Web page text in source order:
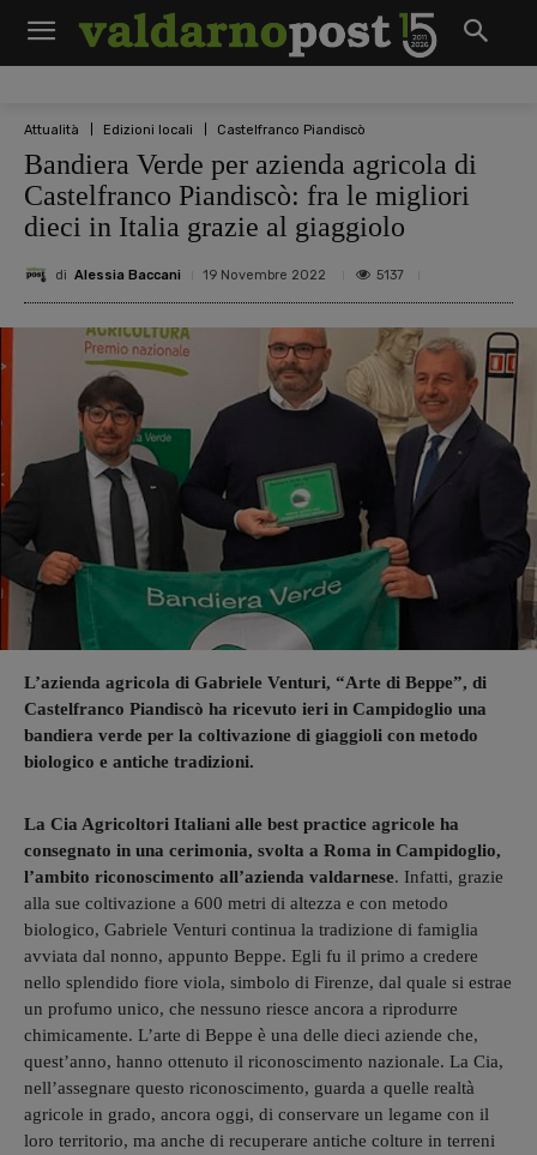
Attualità Edizioni locali Castelfranco Piandiscò
Bandiera Verde per azienda agricola di
Castelfranco Piandiscò: fra le migliori
dieci in Italia grazie al giaggiolo
di Alessia Baccani 19 Novembre 2022 5137
L’azienda agricola di Gabriele Venturi, “Arte di Beppe”, di
Castelfranco Piandiscò ha ricevuto ieri in Campidoglio una
bandiera verde per la coltivazione di giaggioli con metodo
biologico e antiche tradizioni.
La Cia Agricoltori Italiani alle best practice agricole ha
consegnato in una cerimonia, svolta a Roma in Campidoglio,
l’ambito riconoscimento all’azienda valdarnese. Infatti, grazie
alla sue coltivazione a 600 metri di altezza e con metodo
biologico, Gabriele Venturi continua la tradizione di famiglia
avviata dal nonno, appunto Beppe. Egli fu il primo a credere
nello splendido fiore viola, simbolo di Firenze, dal quale si estrae
un profumo unico, che nessuno riesce ancora a riprodurre
chimicamente. L’arte di Beppe è una delle dieci aziende che,
quest’anno, hanno ottenuto il riconoscimento nazionale. La Cia,
nell’assegnare questo riconoscimento, guarda a quelle realtà
agricole in grado, ancora oggi, di conservare un legame con il
loro territorio, ma anche di recuperare antiche colture in terreni